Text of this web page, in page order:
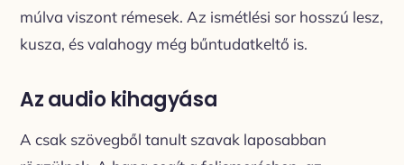
múlva viszont rémesek. Az ismétlési sor hosszú lesz,
kusza, és valahogy még bűntudatkeltő is.
Az audio kihagyása
A csak szövegből tanult szavak laposabban